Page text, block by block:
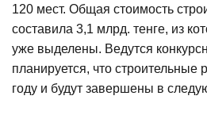
120 мест. Общая стоимость
составила 3,1 млрд. тенге, из
уже выделены. Ведутся
планируется, что строительные
году и будут завершены в